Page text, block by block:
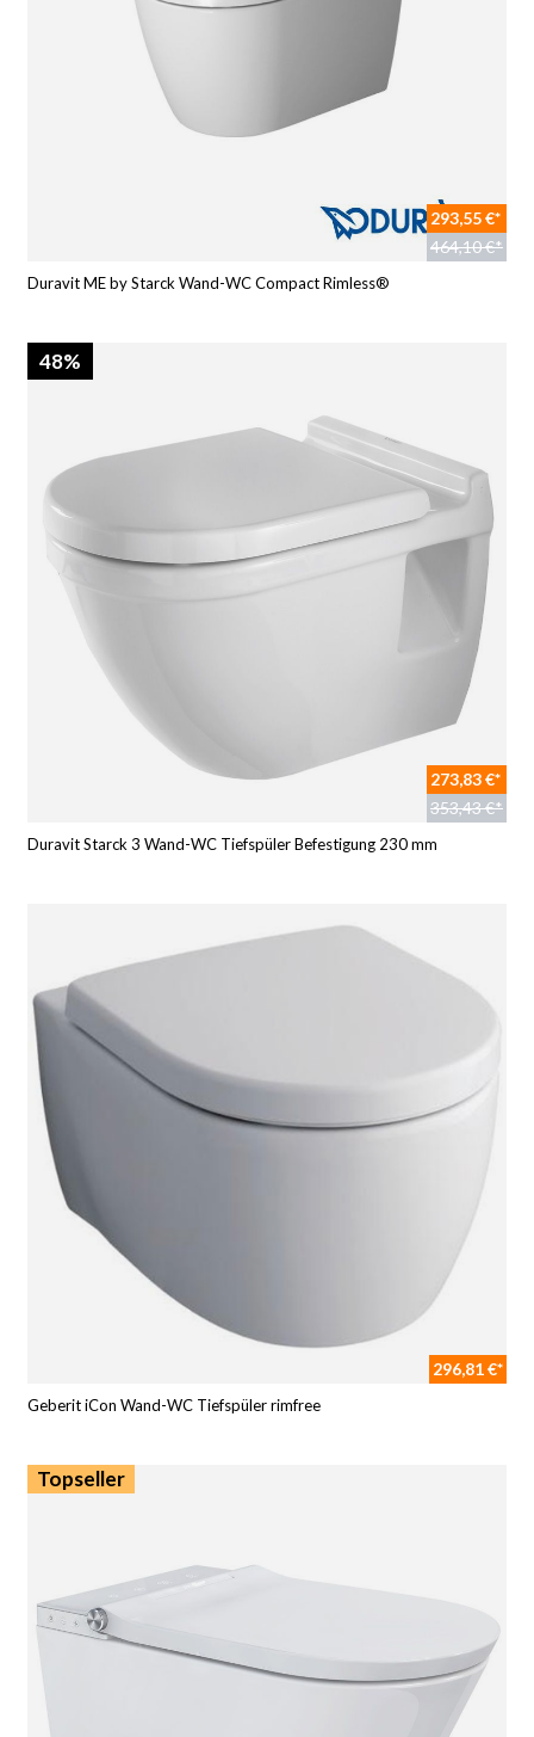
293,55 €*
464,10 €*
Duravit ME by Starck Wand-WC Compact Rimless®
48%
273,83 €*
353,43 €*
Duravit Starck 3 Wand-WC Tiefspüler Befestigung 230 mm
296,81 €*
Geberit iCon Wand-WC Tiefspüler rimfree
Topseller